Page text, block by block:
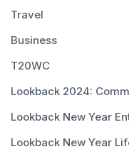
Travel
Business
T20WC
Lookback 2024:
Lookback New Year
Lookback New Year